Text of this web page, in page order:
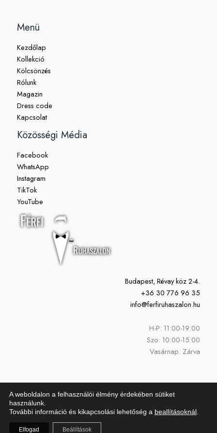
Menü
Kezdőlap
Kollekció
Kölcsönzés
Rólunk
Magazin
Dress code
Kapcsolat
Közösségi Média
Facebook
WhatsApp
Instagram
TikTok
YouTube
Budapest, Révay köz 2-4.
+36 30 776 96 35
info@ferfiruhaszalon.hu
H-P: 11:00-19:00
Szo: 10:00-15:00
Vasárnap: Zárva
Copyright © 2026 Férfi Ruhaszalon | Powered by Férfi Ruhaszalon
A weboldalon a felhasználói élmény érdekében sütiket
használunk.
További információ és kikapcsolási lehetőség a beallításoknál
Elfogad Beállítások